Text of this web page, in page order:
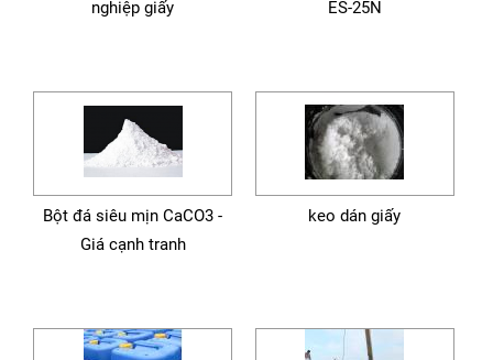
nghiệp giấy
ES-25N
Bột đá siêu mịn CaCO3 -
Giá cạnh tranh
keo dán giấy